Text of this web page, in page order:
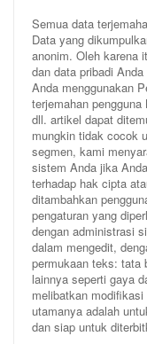
Semua data
Data yang
anonim. Oleh karena
dan data pribadi
Anda menggunakan
terjemahan
dll. artikel dapat
mungkin tidak cocok
segmen, kami
sistem Anda jika
terhadap hak cipta
ditambahkan
pengaturan yang
dengan administrasi
dalam mengedit,
permukaan teks: tata
lainnya seperti gaya
melibatkan
utamanya adalah
dan siap untuk